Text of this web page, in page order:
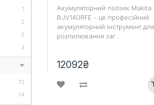
1
2
2
3
72
14
Акумуляторний лобзик Makita
BJV140RFE - це професійний
акумуляторний інструмент для
розпилювання заг..
12092₴